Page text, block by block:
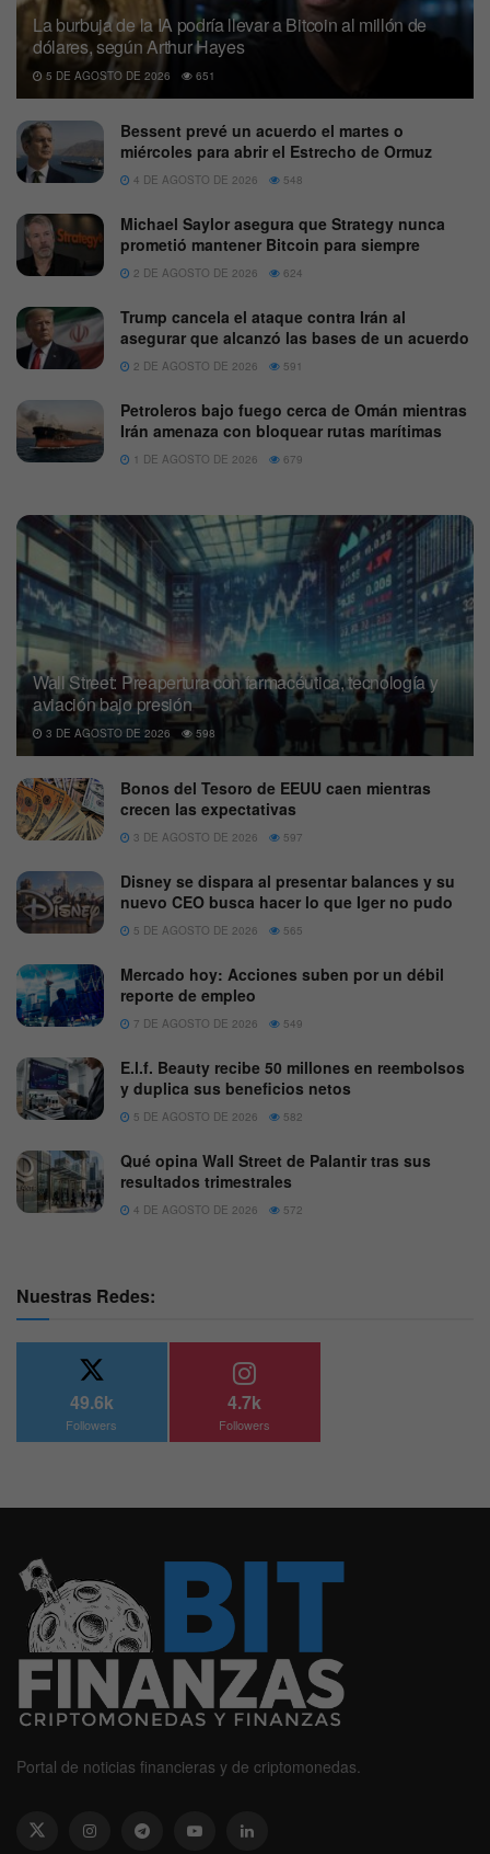
La burbuja de la IA podría llevar a Bitcoin al millón de
dólares, según Arthur Hayes
5 DE AGOSTO DE 2026 651
Bessent prevé un acuerdo el martes o
miércoles para abrir el Estrecho de Ormuz
4 DE AGOSTO DE 2026 548
Michael Saylor asegura que Strategy nunca
prometió mantener Bitcoin para siempre
2 DE AGOSTO DE 2026 624
Trump cancela el ataque contra Irán al
asegurar que alcanzó las bases de un acuerdo
2 DE AGOSTO DE 2026 591
Petroleros bajo fuego cerca de Omán mientras
Irán amenaza con bloquear rutas marítimas
1 DE AGOSTO DE 2026 679
Wall Street: Preapertura con farmacéutica, tecnología y
aviación bajo presión
3 DE AGOSTO DE 2026 598
Bonos del Tesoro de EEUU caen mientras
crecen las expectativas
3 DE AGOSTO DE 2026 597
Disney se dispara al presentar balances y su
nuevo CEO busca hacer lo que Iger no pudo
5 DE AGOSTO DE 2026 565
Mercado hoy: Acciones suben por un débil
reporte de empleo
7 DE AGOSTO DE 2026 549
E.l.f. Beauty recibe 50 millones en reembolsos
y duplica sus beneficios netos
5 DE AGOSTO DE 2026 582
Qué opina Wall Street de Palantir tras sus
resultados trimestrales
4 DE AGOSTO DE 2026 572
Nuestras Redes:
49.6k
Followers
4.7k
Followers
Portal de noticias financieras y de criptomonedas.